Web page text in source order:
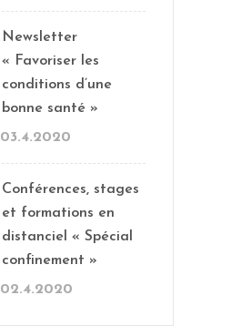
Newsletter
« Favoriser les
conditions d’une
bonne santé »
03.4.2020
Conférences, stages
et formations en
distanciel « Spécial
confinement »
02.4.2020